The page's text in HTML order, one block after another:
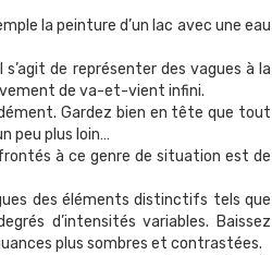
la peinture d’un lac avec une eau
de représenter des vagues à la
de va-et-vient infini.
Gardez bien en tête que tout
peu plus loin…
à ce genre de situation est de
des éléments distinctifs tels que
d’intensités variables. Baissez
plus sombres et contrastées.